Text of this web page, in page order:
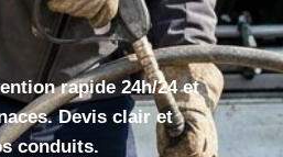
rapide 24h/24 et
Devis clair et
conduits.